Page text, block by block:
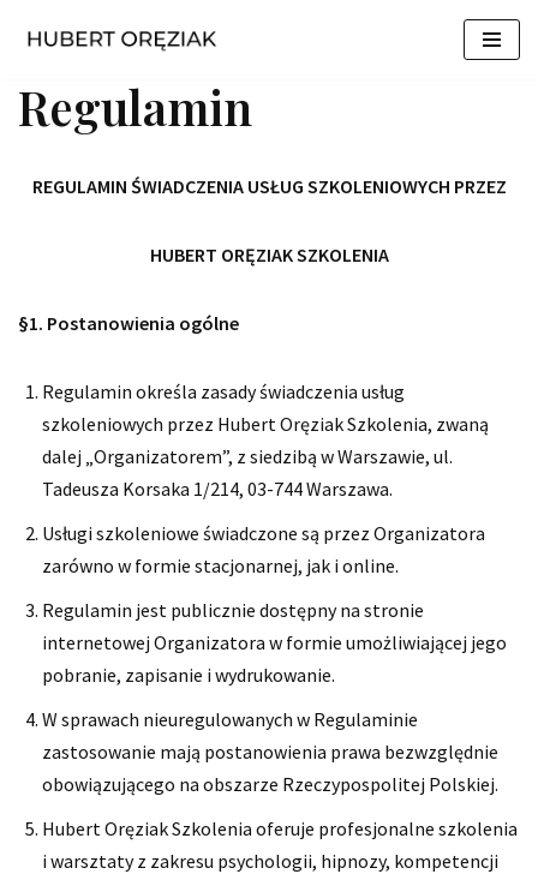
do
treści
Regulamin
REGULAMIN ŚWIADCZENIA USŁUG SZKOLENIOWYCH PRZEZ
HUBERT ORĘZIAK SZKOLENIA
§1. Postanowienia ogólne
Regulamin określa zasady świadczenia usług
szkoleniowych przez Hubert Oręziak Szkolenia, zwaną
dalej „Organizatorem”, z siedzibą w Warszawie, ul.
Tadeusza Korsaka 1/214, 03-744 Warszawa.
Usługi szkoleniowe świadczone są przez Organizatora
zarówno w formie stacjonarnej, jak i online.
Regulamin jest publicznie dostępny na stronie
internetowej Organizatora w formie umożliwiającej jego
pobranie, zapisanie i wydrukowanie.
W sprawach nieuregulowanych w Regulaminie
zastosowanie mają postanowienia prawa bezwzględnie
obowiązującego na obszarze Rzeczypospolitej Polskiej.
Hubert Oręziak Szkolenia oferuje profesjonalne szkolenia
i warsztaty z zakresu psychologii, hipnozy, kompetencji